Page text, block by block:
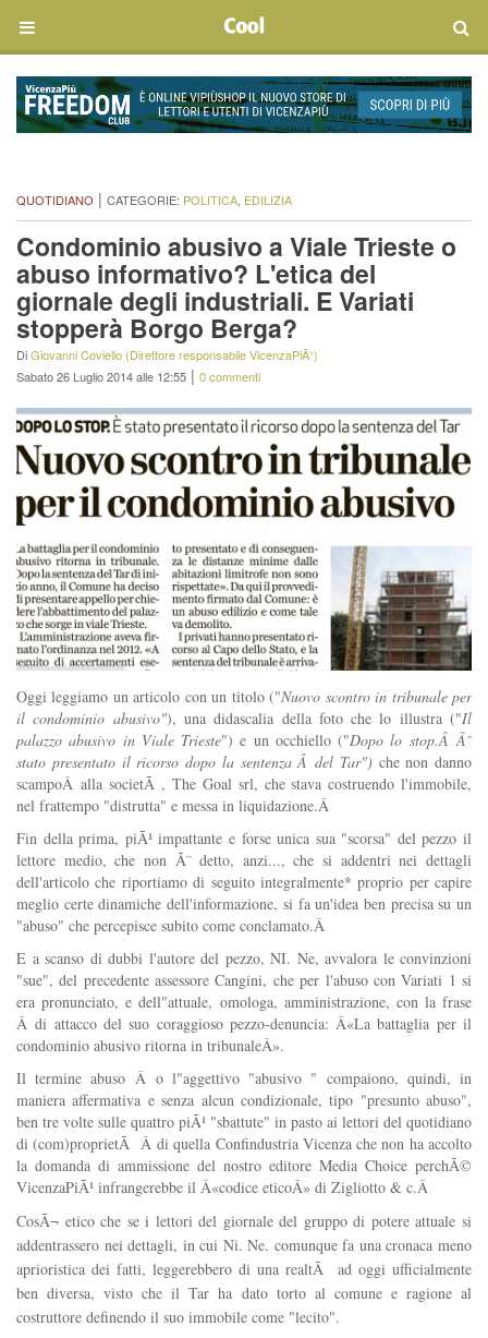
QUOTIDIANO | CATEGORIE: POLITICA, EDILIZIA
Condominio abusivo a Viale Trieste o
abuso informativo? L'etica del
giornale degli industriali. E Variati
stopperà Borgo Berga?
DiGiovanni Coviello (Direttore responsabile VicenzaPiÃ¹)
Sabato 26 Luglio 2014 alle 12:55 | 0 commenti
Oggi leggiamo un articolo con un titolo ("Nuovo scontro in tribunale per
il condominio abusivo"), una didascalia della foto che lo illustra ("Il
palazzo abusivo in Viale Trieste") e un occhiello ("Dopo lo stop.ÂÃˆ
stato presentato il ricorso dopo la sentenza Â del Tar") che non danno
scampoÂ alla societÃ , The Goal srl, che stava costruendo l'immobile,
nel frattempo "distrutta" e messa in liquidazione.Â
Fin della prima, piÃ¹ impattante e forse unica sua "scorsa" del pezzo il
lettore medio, che non Ã¨ detto, anzi..., che si addentri nei dettagli
dell'articolo che riportiamo di seguito integralmente* proprio per capire
meglio certe dinamiche dell'informazione, si fa un'idea ben precisa su un
"abuso" che percepisce subito come conclamato.Â
E a scanso di dubbi l'autore del pezzo, NI. Ne, avvalora le convinzioni
"sue", del precedente assessore Cangini, che per l'abuso con Variati 1 si
era pronunciato, e dell"attuale, omologa, amministrazione, con la frase
Â di attacco del suo coraggioso pezzo-denuncia: Â«La battaglia per il
condominio abusivo ritorna in tribunaleÂ».
Il termine abuso Â o l"aggettivo "abusivo " compaiono, quindi, in
maniera affermativa e senza alcun condizionale, tipo "presunto abuso",
ben tre volte sulle quattro piÃ¹ "sbattute" in pasto ai lettori del quotidiano
di (com)proprietÃ Â di quella Confindustria Vicenza che non ha accolto
la domanda di ammissione del nostro editore Media Choice perchÃ©
VicenzaPiÃ¹ infrangerebbe il Â«codice eticoÂ» di Zigliotto & c.Â
CosÃ¬ etico che se i lettori del giornale del gruppo di potere attuale si
addentrassero nei dettagli, in cui Ni. Ne. comunque fa una cronaca meno
aprioristica dei fatti, leggerebbero di una realtÃ ad oggi ufficialmente
ben diversa, visto che il Tar ha dato torto al comune e ragione al
costruttore definendo il suo immobile come "lecito".